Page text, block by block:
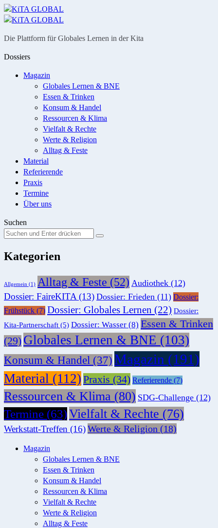
Menü
Suche
Die Plattform für Globales Lernen in der Kita
Dossiers
Magazin
Globales Lernen & BNE
Essen & Trinken
Konsum & Handel
Ressourcen & Klima
Vielfalt & Rechte
Werte & Religion
Alltag & Feste
Material
Referierende
Praxis
Termine
Über uns
Suchen
Suchen
nach:
Suche
Kategorien
Allgemein (1) Alltag & Feste (52) Audiothek (12)
Dossier: FaireKITA (13) Dossier: Frieden (11) Dossier:
Frühstück (7) Dossier: Globales Lernen (22) Dossier:
Kita-Partnerschaft (5) Dossier: Wasser (8) Essen & Trinken
(29) Globales Lernen & BNE (103)
Konsum & Handel (37) Magazin (191)
Material (112) Praxis (34) Referierende (7)
Ressourcen & Klima (80) SDG-Challenge (12)
Termine (63)Vielfalt & Rechte (76)
Werkstatt-Treffen (16)Werte & Religion (18)
Magazin
Globales Lernen & BNE
Essen & Trinken
Konsum & Handel
Ressourcen & Klima
Vielfalt & Rechte
Werte & Religion
Alltag & Feste